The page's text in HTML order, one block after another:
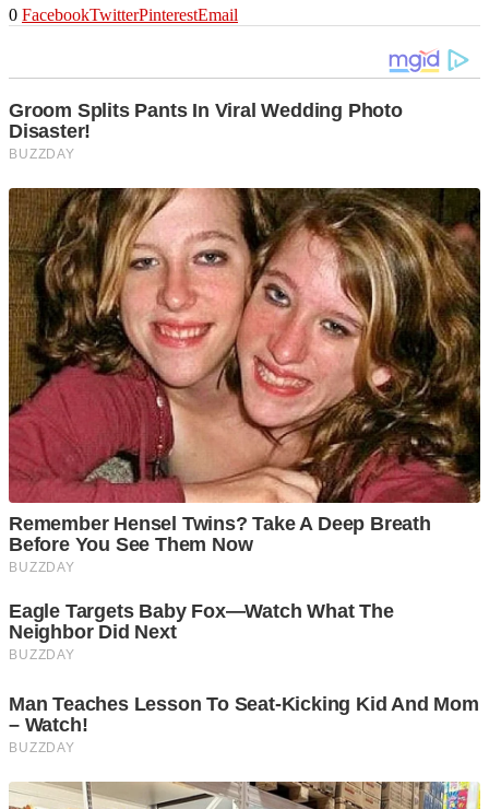
0 FacebookTwitterPinterestEmail